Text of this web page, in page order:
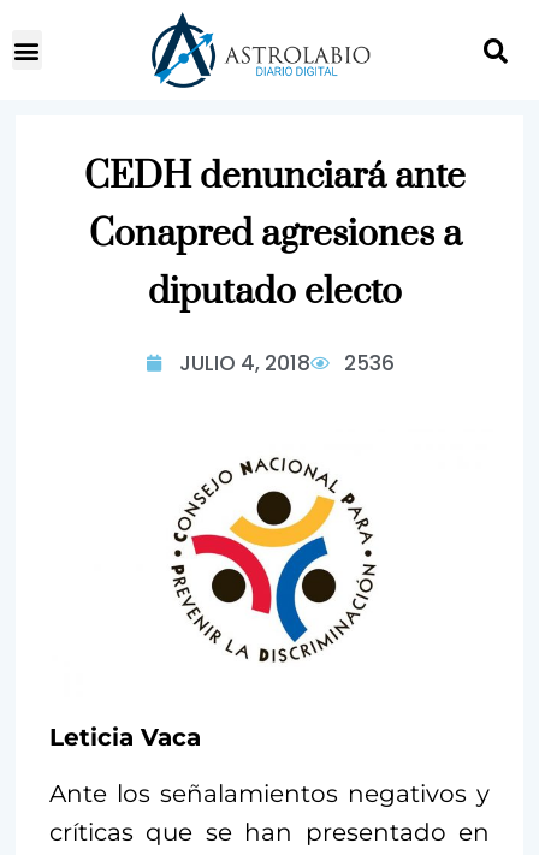
CEDH denunciará ante
Conapred agresiones a
diputado electo
JULIO 4, 2018 2536
Leticia Vaca
Ante los señalamientos negativos y
críticas que se han presentado en